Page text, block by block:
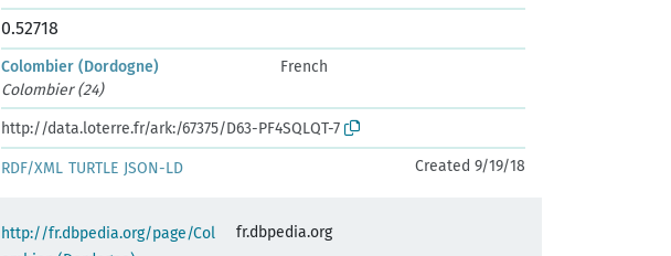
0.52718
Colombier (Dordogne)
French
Colombier (24)
http://data.loterre.fr/ark:/67375/D63-PF4SQLQT-7
RDF/XML TURTLE JSON-LD Created 9/19/18
http://fr.dbpedia.org/page/Col
fr.dbpedia.org